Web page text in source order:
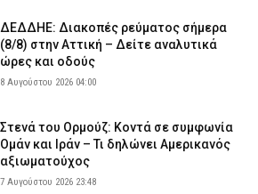
ΔΕΔΔΗΕ: Διακοπές ρεύματος σήμερα
(8/8) στην Αττική – Δείτε αναλυτικά
ώρες και οδούς
8 Αυγούστου 2026 04:00
Στενά του Ορμούζ: Κοντά σε συμφωνία
Ομάν και Ιράν – Τι δηλώνει Αμερικανός
αξιωματούχος
7 Αυγούστου 2026 23:48